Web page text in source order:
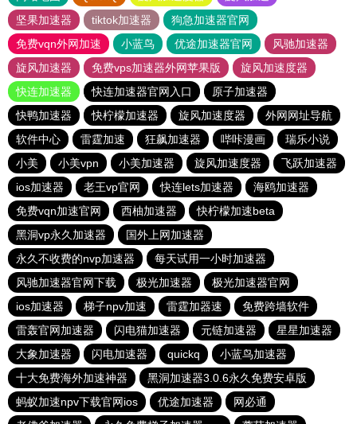
坚果加速器
tiktok加速器
狗急加速器官网
免费vqn外网加速
小蓝鸟 优途加速器官网
风驰加速器
旋风加速器
免费vps加速器外网苹果版
旋风加速度器
快连加速器
快连加速器官网入口
原子加速器
快鸭加速器
快柠檬加速器 旋风加速度器
外网网址导航
软件中心
雷霆加速 狂飙加速器 哔咔漫画
瑞乐小说
小美
小美vpn 小美加速器 旋风加速度器
飞跃加速器
ios加速器
老王vp官网 快连lets加速器
海鸥加速器
免费vqn加速官网
西柚加速器
快柠檬加速beta
黑洞vp永久加速器
国外上网加速器
永久不收费的nvp加速器
每天试用一小时加速器
风驰加速器官网下载
极光加速器
极光加速器官网
ios加速器
梯子npv加速 雷霆加器速
免费跨墙软件
雷轰官网加速器
闪电猫加速器 元链加速器
星星加速器
大象加速器
闪电加速器 quickq
小蓝鸟加速器
十大免费海外加速神器
黑洞加速器3.0.6永久免费安卓版
蚂蚁加速npv下载官网ios
优途加速器
网必通